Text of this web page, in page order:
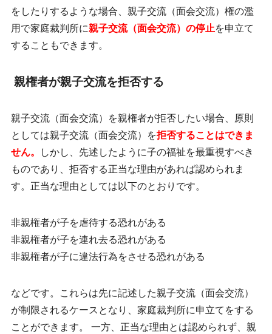
をしたりするような場合、親子交流（面会交流）権の濫
用で家庭裁判所に親子交流（面会交流）の停止を申立て
することもできます。
親権者が親子交流を拒否する
親子交流（面会交流）を親権者が拒否したい場合、原則
としては親子交流（面会交流）を拒否することはできま
せん。
しかし、先述したように子の福祉を最重視すべき
ものであり、拒否する正当な理由があれば認められま
す。正当な理由としては以下のとおりです。
非親権者が子を虐待する恐れがある
非親権者が子を連れ去る恐れがある
非親権者が子に違法行為をさせる恐れがある
などです。これらは先に記述した親子交流（面会交流）
が制限されるケースとなり、家庭裁判所に申立てをする
ことができます。 一方、正当な理由とは認められず、親